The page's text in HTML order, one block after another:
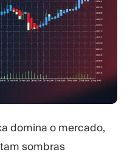
domina o mercado,
sombras